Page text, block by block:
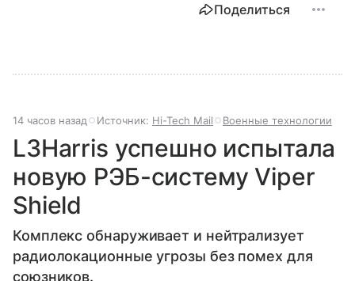
Поделиться
14 часов назад Источник: Hi-Tech Mail Военные технологии
L3Harris успешно испытала
новую РЭБ-систему Viper
Shield
Комплекс обнаруживает и нейтрализует
радиолокационные угрозы без помех для
союзников.